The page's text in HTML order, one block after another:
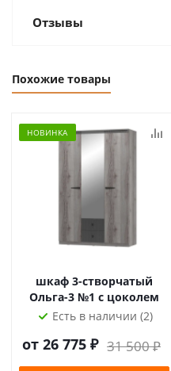
Отзывы
Похожие товары
НОВИНКА
шкаф 3-створчатый
Ольга-3 №1 с цоколем
Есть в наличии (2)
от 26 775 ₽ 31 500 ₽